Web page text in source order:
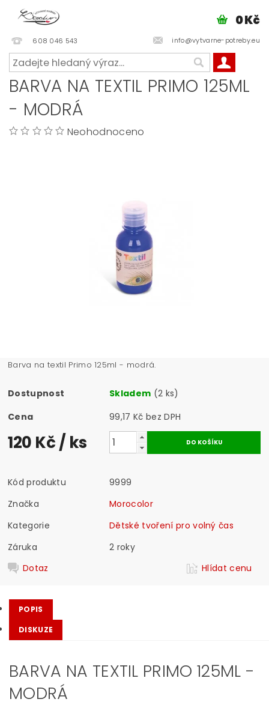
608 046 543 info@vytvarne-potreby.eu
0 Kč
BARVA NA TEXTIL PRIMO 125ML
- MODRÁ
Neohodnoceno
Barva na textil Primo 125ml - modrá.
Dostupnost Skladem (2 ks)
Cena
99,17 Kč bez DPH
120 Kč/ ks
Kód produktu
9999
Značka
Morocolor
Kategorie
Dětské tvoření pro volný čas
Záruka
2 roky
Dotaz
Hlídat cenu
POPIS
DISKUZE
BARVA NA TEXTIL PRIMO 125ML -
MODRÁ